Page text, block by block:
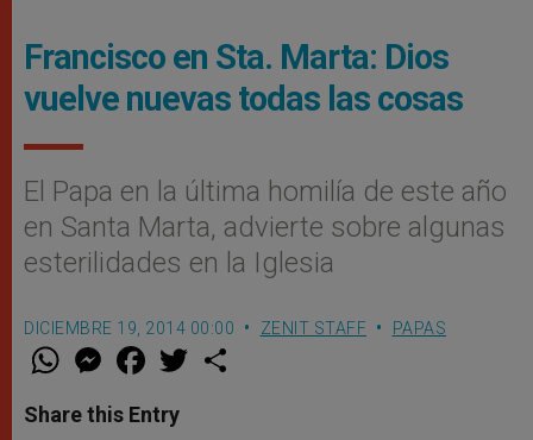
Francisco en Sta. Marta: Dios
vuelve nuevas todas las cosas
El Papa en la última homilí­a de este año
en Santa Marta, advierte sobre algunas
esterilidades en la Iglesia
DICIEMBRE 19, 2014 00:00 ZENIT STAFF PAPAS
W
t
s
M
e
s
e
F
a
e
b
w
Share this Entry